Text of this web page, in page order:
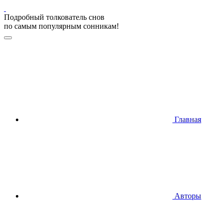
Подробный толкователь снов
по самым популярным сонникам!
Главная
Авторы